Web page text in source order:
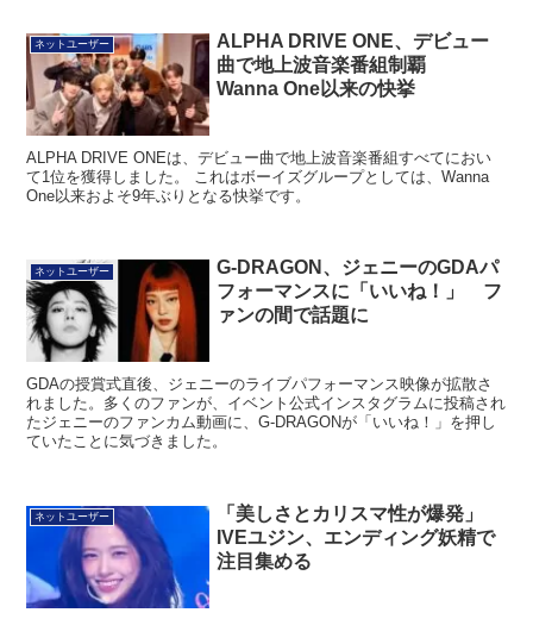
ネットユーザー
ALPHA DRIVE ONE、デビュー
曲で地上波音楽番組制覇
Wanna One以来の快挙
ALPHA DRIVE ONEは、デビュー曲で地上波音楽番組すべてにおい
て1位を獲得しました。 これはボーイズグループとしては、Wanna
One以来およそ9年ぶりとなる快挙です。
ネットユーザー
G-DRAGON、ジェニーのGDAパ
フォーマンスに「いいね！」 フ
ァンの間で話題に
GDAの授賞式直後、ジェニーのライブパフォーマンス映像が拡散さ
れました。多くのファンが、イベント公式インスタグラムに投稿され
たジェニーのファンカム動画に、G-DRAGONが「いいね！」を押し
ていたことに気づきました。
ネットユーザー
「美しさとカリスマ性が爆発」
IVEユジン、エンディング妖精で
注目集める